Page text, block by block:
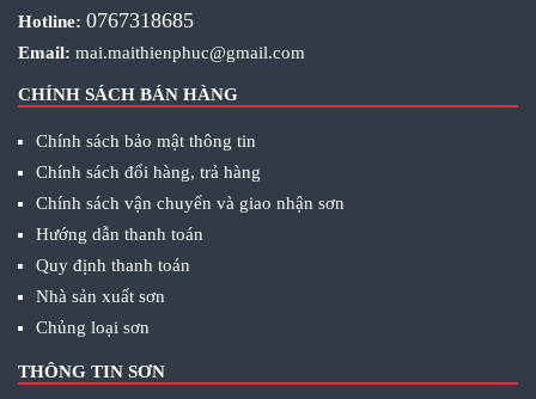
Hotline: 0767318685
Email: mai.maithienphuc@gmail.com
CHÍNH SÁCH BÁN HÀNG
Chính sách bảo mật thông tin
Chính sách đổi hàng, trả hàng
Chính sách vận chuyển và giao nhận sơn
Hướng dẫn thanh toán
Quy định thanh toán
Nhà sản xuất sơn
Chủng loại sơn
THÔNG TIN SƠN